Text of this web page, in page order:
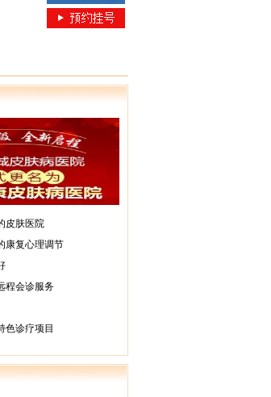
，网上在线预约可免医生挂号费，并可享受各项网络预约就
皮肤医院
康复心理调节
程会诊服务
色诊疗项目